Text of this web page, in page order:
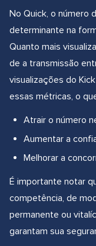
No Quick, o número
determinante na
Quanto mais
de a transmissão
visualizações do
essas métricas, o
Atrair o número
Aumentar a
Melhorar a
É importante notar
competência, de
permanente ou
garantam sua